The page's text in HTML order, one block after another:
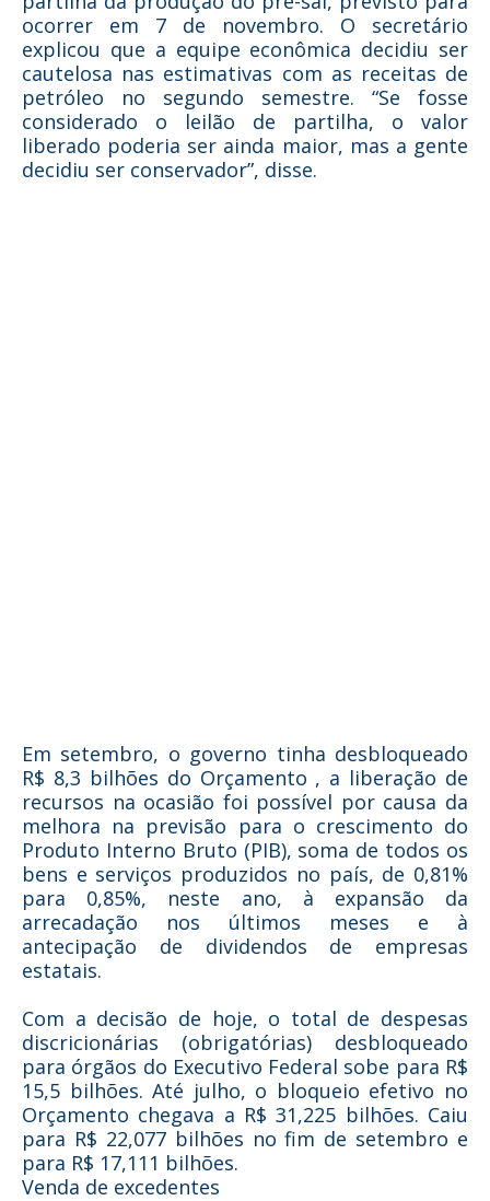
ocorrer em 7 de novembro. O secretário
explicou que a equipe econômica decidiu ser
cautelosa nas estimativas com as receitas de
petróleo no segundo semestre. “Se fosse
considerado o leilão de partilha, o valor
liberado poderia ser ainda maior, mas a gente
decidiu ser conservador”, disse.
Em setembro, o governo tinha desbloqueado
R$ 8,3 bilhões do Orçamento , a liberação de
recursos na ocasião foi possível por causa da
melhora na previsão para o crescimento do
Produto Interno Bruto (PIB), soma de todos os
bens e serviços produzidos no país, de 0,81%
para 0,85%, neste ano, à expansão da
arrecadação nos últimos meses e à
antecipação de dividendos de empresas
estatais.
Com a decisão de hoje, o total de despesas
discricionárias (obrigatórias) desbloqueado
para órgãos do Executivo Federal sobe para R$
15,5 bilhões. Até julho, o bloqueio efetivo no
Orçamento chegava a R$ 31,225 bilhões. Caiu
para R$ 22,077 bilhões no fim de setembro e
para R$ 17,111 bilhões.
Venda de excedentes